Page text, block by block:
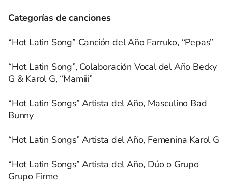
Categorías de canciones
“Hot Latin Song” Canción del Año Farruko, “Pepas”
“Hot Latin Song”, Colaboración Vocal del Año Becky
G & Karol G, “Mamiii”
“Hot Latin Songs” Artista del Año, Masculino Bad
Bunny
“Hot Latin Songs” Artista del Año, Femenina Karol G
“Hot Latin Songs” Artista del Año, Dúo o Grupo
Grupo Firme